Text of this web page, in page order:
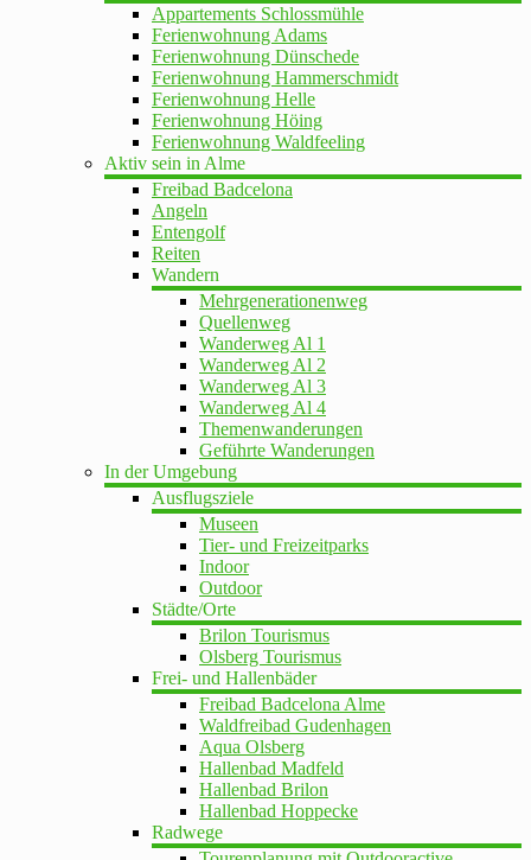
Appartements Schlossmühle
Ferienwohnung Adams
Ferienwohnung Dünschede
Ferienwohnung Hammerschmidt
Ferienwohnung Helle
Ferienwohnung Höing
Ferienwohnung Waldfeeling
Aktiv sein in Alme
Freibad Badcelona
Angeln
Entengolf
Reiten
Wandern
Mehrgenerationenweg
Quellenweg
Wanderweg Al 1
Wanderweg Al 2
Wanderweg Al 3
Wanderweg Al 4
Themenwanderungen
Geführte Wanderungen
In der Umgebung
Ausflugsziele
Museen
Tier- und Freizeitparks
Indoor
Outdoor
Städte/Orte
Brilon Tourismus
Olsberg Tourismus
Frei- und Hallenbäder
Freibad Badcelona Alme
Waldfreibad Gudenhagen
Aqua Olsberg
Hallenbad Madfeld
Hallenbad Brilon
Hallenbad Hoppecke
Radwege